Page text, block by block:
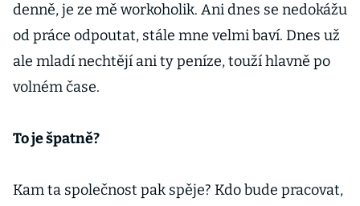
denně, je ze mě workoholik. Ani dnes se nedokážu
od práce odpoutat, stále mne velmi baví. Dnes už
ale mladí nechtějí ani ty peníze, touží hlavně po
volném čase.
To je špatně?
Kam ta společnost pak spěje? Kdo bude pracovat,